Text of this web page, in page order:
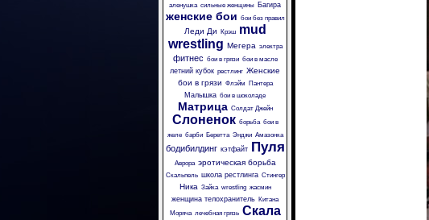
аленушка сильные женщины Багира
женские бои бои без правил
Леди Ди Крэш
mud
wrestling Мегера электра
фитнес бои в грязи бои в масле
летний кубок рестлинг Женские
бои в грязи Флэйм Пантера
Малышка бои в шоколаде
Матрица Солдат Джейн
Слоненок борьба бои в
желе барби Беретта Энджи Амазонка
бодибилдинг кэтфайт Пуля
Аврора эротическая борьба
Скальпель школа рестлинга Стингер
Ника Зайка wrestling жасмин
женщина телохранитель Китана
Моряча лечебная грязь Скала